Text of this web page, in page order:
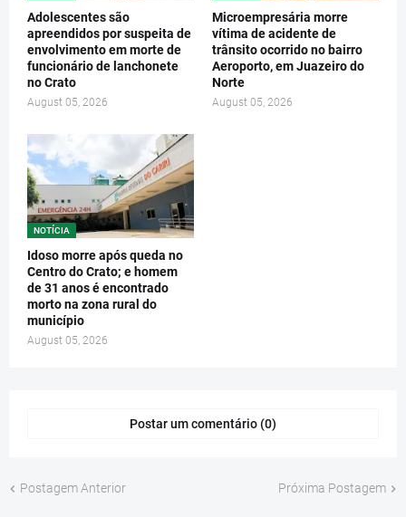
Adolescentes são
apreendidos por suspeita de
envolvimento em morte de
funcionário de lanchonete
no Crato
August 05, 2026
Microempresária morre
vítima de acidente de
trânsito ocorrido no bairro
Aeroporto, em Juazeiro do
Norte
August 05, 2026
NOTÍCIA
Idoso morre após queda no
Centro do Crato; e homem
de 31 anos é encontrado
morto na zona rural do
município
August 05, 2026
Postar um comentário (0)
Postagem Anterior Próxima Postagem